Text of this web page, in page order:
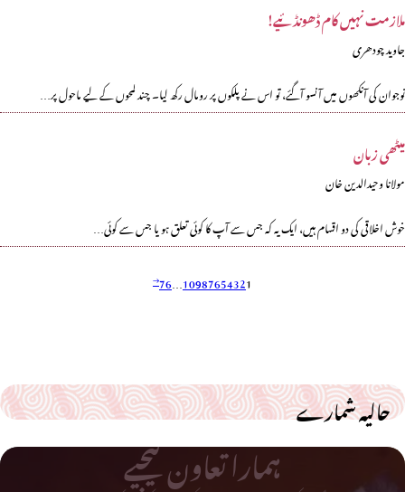
ملازمت نہیں کام ڈھونڈئیے!
جاوید چودھری
نوجوان کی آنکھوں میں آنسو آگئے، تو اس نے پلکوں پر رومال رکھ لیا۔ چند لمحوں کے لیے ماحول پر…
میٹھی زبان
مولانا وحیدالدین خان
خوش اخلاقی کی دو اقسام ہیں، ایک یہ کہ جس سے آپ کا کوئی تعلق ہو یا جس سے کوئی…
1
2
3
4
5
6
7
8
9
10
…
76
حالیہ شمارے
ہمارا تعاون کیجیے